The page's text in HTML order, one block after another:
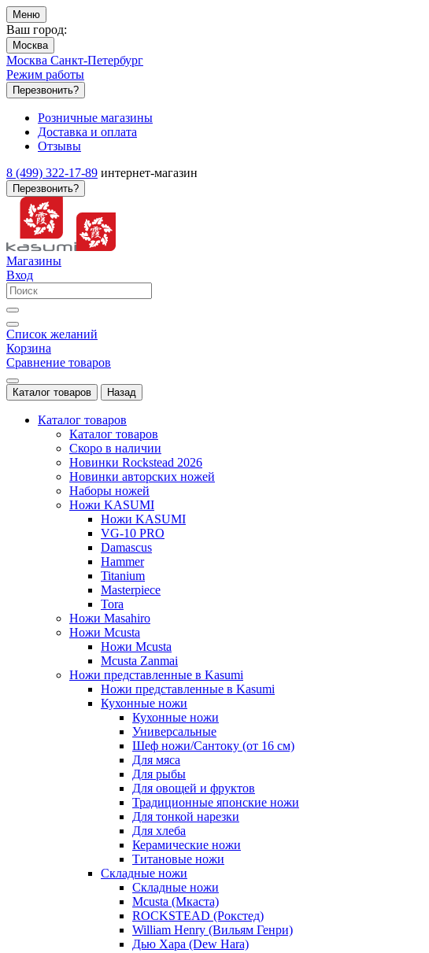
Меню
Ваш город:
Москва
Москва Санкт-Петербург
Режим работы
Перезвонить?
Розничные магазины
Доставка и оплата
Отзывы
8 (499) 322-17-89 интернет-магазин
Перезвонить?
Магазины
Вход
Список желаний
Корзина
Сравнение товаров
Каталог товаров Назад
Каталог товаров
Каталог товаров
Скоро в наличии
Новинки Rockstead 2026
Новинки авторских ножей
Наборы ножей
Ножи KASUMI
Ножи KASUMI
VG-10 PRO
Damascus
Hammer
Titanium
Masterpiece
Tora
Ножи Masahiro
Ножи Mcusta
Ножи Mcusta
Mcusta Zanmai
Ножи представленные в Kasumi
Ножи представленные в Kasumi
Кухонные ножи
Кухонные ножи
Универсальные
Шеф ножи/Сантоку (от 16 см)
Для мяса
Для рыбы
Для овощей и фруктов
Традиционные японские ножи
Для тонкой нарезки
Для хлеба
Керамические ножи
Титановые ножи
Складные ножи
Складные ножи
Mcusta (Мкаста)
ROCKSTEAD (Рокстед)
William Henry (Вильям Генри)
Дью Хара (Dew Hara)